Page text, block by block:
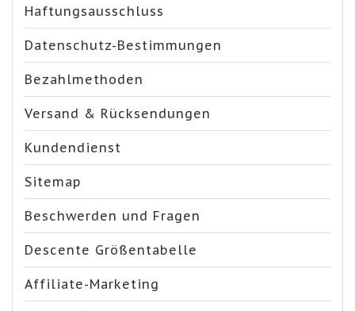
Haftungsausschluss
Datenschutz-Bestimmungen
Bezahlmethoden
Versand & Rücksendungen
Kundendienst
Sitemap
Beschwerden und Fragen
Descente Größentabelle
Affiliate-Marketing